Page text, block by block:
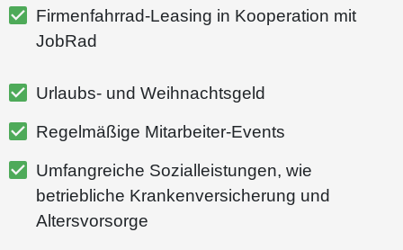
Firmenfahrrad-Leasing in Kooperation mit
JobRad
Urlaubs- und Weihnachtsgeld
Regelmäßige Mitarbeiter-Events
Umfangreiche Sozialleistungen, wie
betriebliche Krankenversicherung und
Altersvorsorge